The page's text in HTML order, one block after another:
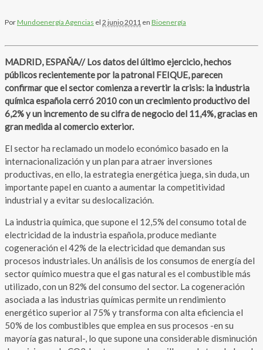
PorMundoenergía Agencias el 2 junio 2011 en Bioenergía
MADRID, ESPAÑA// Los datos del último ejercicio, hechos
públicos recientemente por la patronal FEIQUE, parecen
confirmar que el sector comienza a revertir la crisis: la industria
química española cerró 2010 con un crecimiento productivo del
6,2% y un incremento de su cifra de negocio del 11,4%, gracias en
gran medida al comercio exterior.
El sector ha reclamado un modelo económico basado en la
internacionalización y un plan para atraer inversiones
productivas, en ello, la estrategia energética juega, sin duda, un
importante papel en cuanto a aumentar la competitividad
industrial y a evitar su deslocalización.
La industria química, que supone el 12,5% del consumo total de
electricidad de la industria española, produce mediante
cogeneración el 42% de la electricidad que demandan sus
procesos industriales. Un análisis de los consumos de energía del
sector químico muestra que el gas natural es el combustible más
utilizado, con un 82% del consumo del sector. La cogeneración
asociada a las industrias químicas permite un rendimiento
energético superior al 75% y transforma con alta eficiencia el
50% de los combustibles que emplea en sus procesos -en su
mayoría gas natural-, lo que supone una considerable disminución